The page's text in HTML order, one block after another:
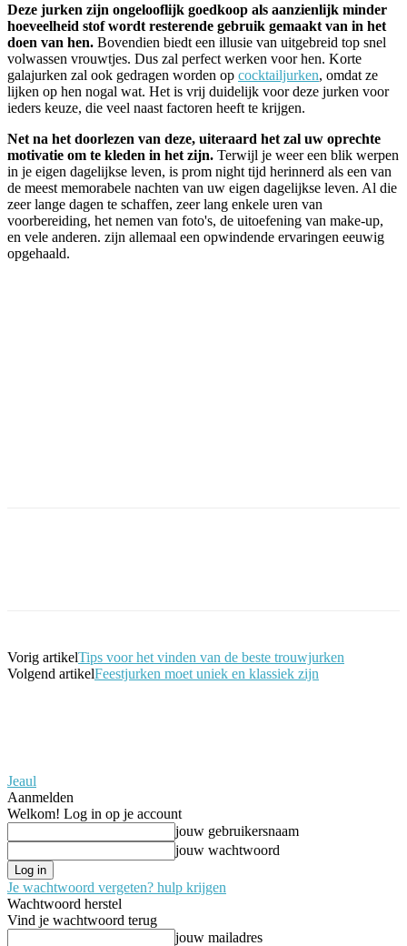
Deze jurken zijn ongelooflijk goedkoop als aanzienlijk minder
hoeveelheid stof wordt resterende gebruik gemaakt van in het
doen van hen. Bovendien biedt een illusie van uitgebreid top snel
volwassen vrouwtjes. Dus zal perfect werken voor hen. Korte
galajurken zal ook gedragen worden op cocktailjurken, omdat ze
lijken op hen nogal wat. Het is vrij duidelijk voor deze jurken voor
ieders keuze, die veel naast factoren heeft te krijgen.
Net na het doorlezen van deze, uiteraard het zal uw oprechte
motivatie om te kleden in het zijn. Terwijl je weer een blik werpen
in je eigen dagelijkse leven, is prom night tijd herinnerd als een van
de meest memorabele nachten van uw eigen dagelijkse leven. Al die
zeer lange dagen te schaffen, zeer lang enkele uren van
voorbereiding, het nemen van foto's, de uitoefening van make-up,
en vele anderen. zijn allemaal een opwindende ervaringen eeuwig
opgehaald.
Vorig artikelTips voor het vinden van de beste trouwjurken
Volgend artikelFeestjurken moet uniek en klassiek zijn
Jeaul
Aanmelden
Welkom! Log in op je account
jouw gebruikersnaam
jouw wachtwoord
Je wachtwoord vergeten? hulp krijgen
Wachtwoord herstel
Vind je wachtwoord terug
jouw mailadres